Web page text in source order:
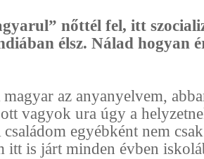
nőttél fel, itt
élsz. Nálad hogyan
magyar az anyanyelvem,
ott vagyok ura úgy a
egyébként nem
itt is járt minden évben